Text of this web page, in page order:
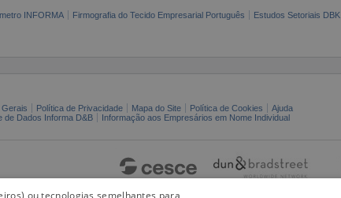
INFORMA Firmografia do Tecido Empresarial Português Estudos Setoriais DBK
Política de Privacidade Mapa do Site Política de Cookies Ajuda
de Dados Informa D&B
Informação aos Empresários em Nome Individual
ou tecnologias semelhantes para